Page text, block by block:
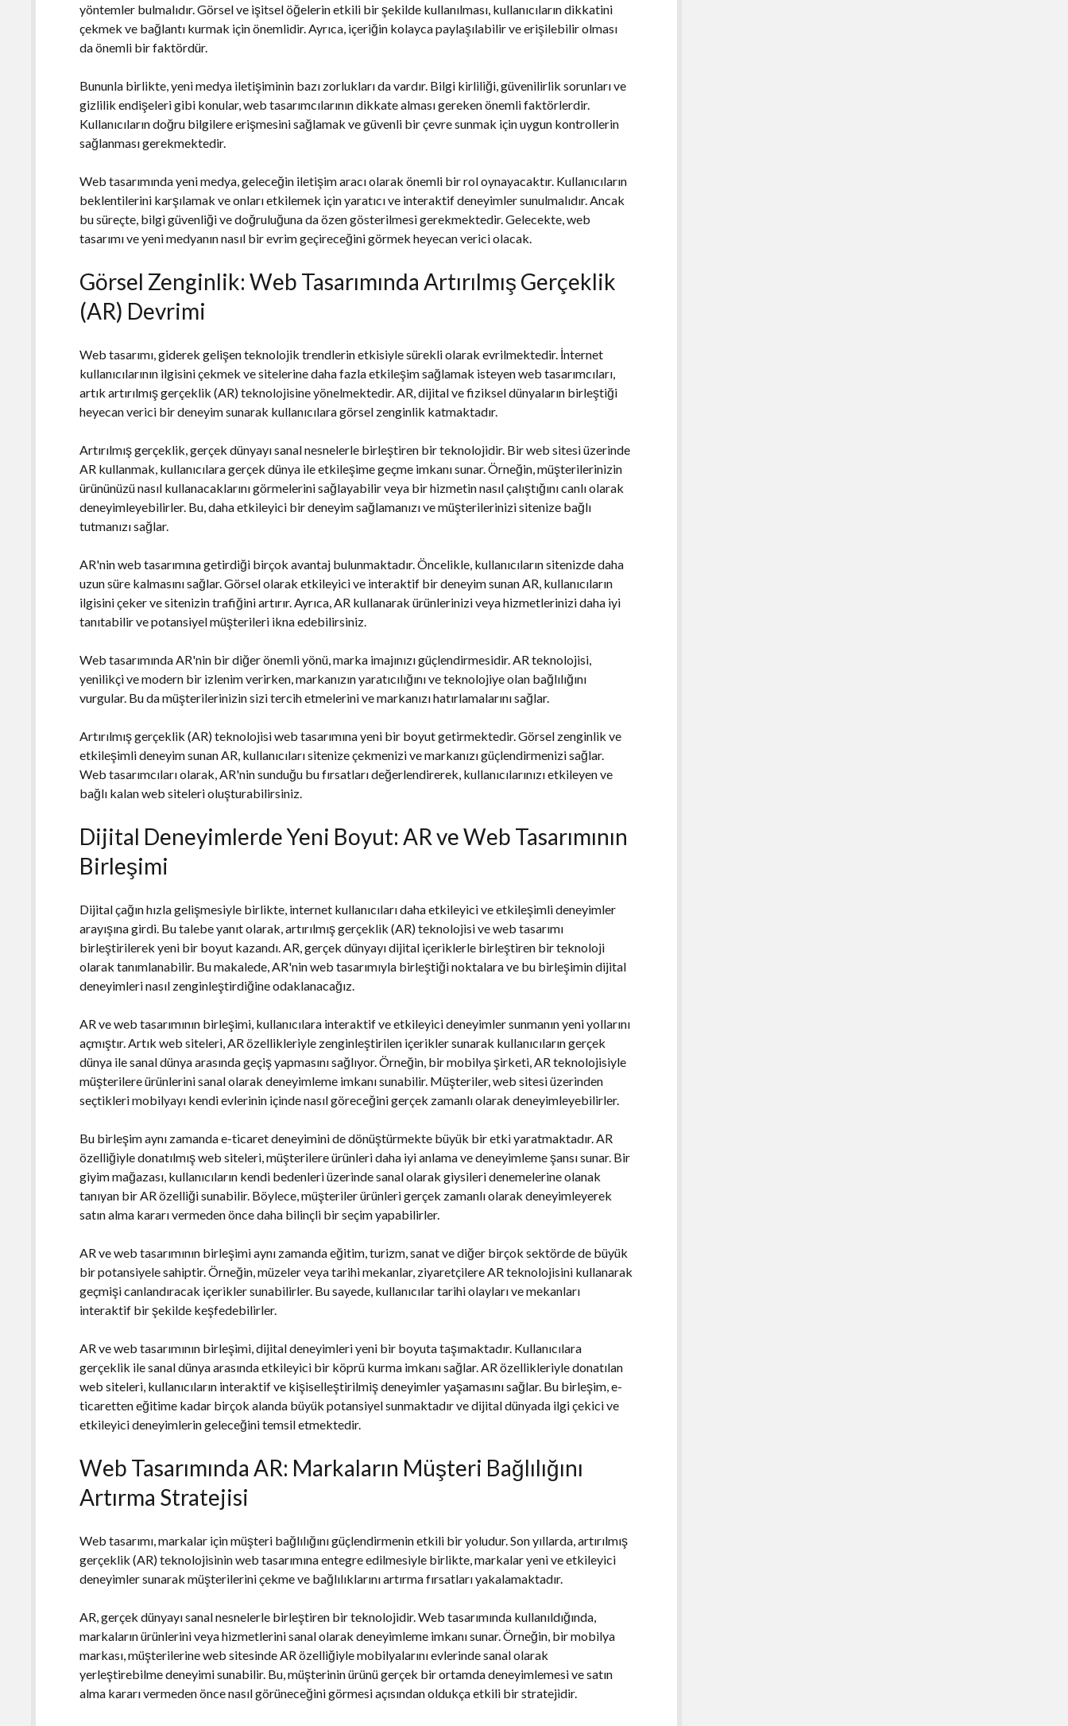
yöntemler bulmalıdır. Görsel ve işitsel öğelerin etkili bir şekilde kullanılması, kullanıcıların dikkatini
çekmek ve bağlantı kurmak için önemlidir. Ayrıca, içeriğin kolayca paylaşılabilir ve erişilebilir olması
da önemli bir faktördür.
Bununla birlikte, yeni medya iletişiminin bazı zorlukları da vardır. Bilgi kirliliği, güvenilirlik sorunları ve
gizlilik endişeleri gibi konular, web tasarımcılarının dikkate alması gereken önemli faktörlerdir.
Kullanıcıların doğru bilgilere erişmesini sağlamak ve güvenli bir çevre sunmak için uygun kontrollerin
sağlanması gerekmektedir.
Web tasarımında yeni medya, geleceğin iletişim aracı olarak önemli bir rol oynayacaktır. Kullanıcıların
beklentilerini karşılamak ve onları etkilemek için yaratıcı ve interaktif deneyimler sunulmalıdır. Ancak
bu süreçte, bilgi güvenliği ve doğruluğuna da özen gösterilmesi gerekmektedir. Gelecekte, web
tasarımı ve yeni medyanın nasıl bir evrim geçireceğini görmek heyecan verici olacak.
Görsel Zenginlik: Web Tasarımında Artırılmış Gerçeklik
(AR) Devrimi
Web tasarımı, giderek gelişen teknolojik trendlerin etkisiyle sürekli olarak evrilmektedir. İnternet
kullanıcılarının ilgisini çekmek ve sitelerine daha fazla etkileşim sağlamak isteyen web tasarımcıları,
artık artırılmış gerçeklik (AR) teknolojisine yönelmektedir. AR, dijital ve fiziksel dünyaların birleştiği
heyecan verici bir deneyim sunarak kullanıcılara görsel zenginlik katmaktadır.
Artırılmış gerçeklik, gerçek dünyayı sanal nesnelerle birleştiren bir teknolojidir. Bir web sitesi üzerinde
AR kullanmak, kullanıcılara gerçek dünya ile etkileşime geçme imkanı sunar. Örneğin, müşterilerinizin
ürününüzü nasıl kullanacaklarını görmelerini sağlayabilir veya bir hizmetin nasıl çalıştığını canlı olarak
deneyimleyebilirler. Bu, daha etkileyici bir deneyim sağlamanızı ve müşterilerinizi sitenize bağlı
tutmanızı sağlar.
AR'nin web tasarımına getirdiği birçok avantaj bulunmaktadır. Öncelikle, kullanıcıların sitenizde daha
uzun süre kalmasını sağlar. Görsel olarak etkileyici ve interaktif bir deneyim sunan AR, kullanıcıların
ilgisini çeker ve sitenizin trafiğini artırır. Ayrıca, AR kullanarak ürünlerinizi veya hizmetlerinizi daha iyi
tanıtabilir ve potansiyel müşterileri ikna edebilirsiniz.
Web tasarımında AR'nin bir diğer önemli yönü, marka imajınızı güçlendirmesidir. AR teknolojisi,
yenilikçi ve modern bir izlenim verirken, markanızın yaratıcılığını ve teknolojiye olan bağlılığını
vurgular. Bu da müşterilerinizin sizi tercih etmelerini ve markanızı hatırlamalarını sağlar.
Artırılmış gerçeklik (AR) teknolojisi web tasarımına yeni bir boyut getirmektedir. Görsel zenginlik ve
etkileşimli deneyim sunan AR, kullanıcıları sitenize çekmenizi ve markanızı güçlendirmenizi sağlar.
Web tasarımcıları olarak, AR'nin sunduğu bu fırsatları değerlendirerek, kullanıcılarınızı etkileyen ve
bağlı kalan web siteleri oluşturabilirsiniz.
Dijital Deneyimlerde Yeni Boyut: AR ve Web Tasarımının
Birleşimi
Dijital çağın hızla gelişmesiyle birlikte, internet kullanıcıları daha etkileyici ve etkileşimli deneyimler
arayışına girdi. Bu talebe yanıt olarak, artırılmış gerçeklik (AR) teknolojisi ve web tasarımı
birleştirilerek yeni bir boyut kazandı. AR, gerçek dünyayı dijital içeriklerle birleştiren bir teknoloji
olarak tanımlanabilir. Bu makalede, AR'nin web tasarımıyla birleştiği noktalara ve bu birleşimin dijital
deneyimleri nasıl zenginleştirdiğine odaklanacağız.
AR ve web tasarımının birleşimi, kullanıcılara interaktif ve etkileyici deneyimler sunmanın yeni yollarını
açmıştır. Artık web siteleri, AR özellikleriyle zenginleştirilen içerikler sunarak kullanıcıların gerçek
dünya ile sanal dünya arasında geçiş yapmasını sağlıyor. Örneğin, bir mobilya şirketi, AR teknolojisiyle
müşterilere ürünlerini sanal olarak deneyimleme imkanı sunabilir. Müşteriler, web sitesi üzerinden
seçtikleri mobilyayı kendi evlerinin içinde nasıl göreceğini gerçek zamanlı olarak deneyimleyebilirler.
Bu birleşim aynı zamanda e-ticaret deneyimini de dönüştürmekte büyük bir etki yaratmaktadır. AR
özelliğiyle donatılmış web siteleri, müşterilere ürünleri daha iyi anlama ve deneyimleme şansı sunar. Bir
giyim mağazası, kullanıcıların kendi bedenleri üzerinde sanal olarak giysileri denemelerine olanak
tanıyan bir AR özelliği sunabilir. Böylece, müşteriler ürünleri gerçek zamanlı olarak deneyimleyerek
satın alma kararı vermeden önce daha bilinçli bir seçim yapabilirler.
AR ve web tasarımının birleşimi aynı zamanda eğitim, turizm, sanat ve diğer birçok sektörde de büyük
bir potansiyele sahiptir. Örneğin, müzeler veya tarihi mekanlar, ziyaretçilere AR teknolojisini kullanarak
geçmişi canlandıracak içerikler sunabilirler. Bu sayede, kullanıcılar tarihi olayları ve mekanları
interaktif bir şekilde keşfedebilirler.
AR ve web tasarımının birleşimi, dijital deneyimleri yeni bir boyuta taşımaktadır. Kullanıcılara
gerçeklik ile sanal dünya arasında etkileyici bir köprü kurma imkanı sağlar. AR özellikleriyle donatılan
web siteleri, kullanıcıların interaktif ve kişiselleştirilmiş deneyimler yaşamasını sağlar. Bu birleşim, e-
ticaretten eğitime kadar birçok alanda büyük potansiyel sunmaktadır ve dijital dünyada ilgi çekici ve
etkileyici deneyimlerin geleceğini temsil etmektedir.
Web Tasarımında AR: Markaların Müşteri Bağlılığını
Artırma Stratejisi
Web tasarımı, markalar için müşteri bağlılığını güçlendirmenin etkili bir yoludur. Son yıllarda, artırılmış
gerçeklik (AR) teknolojisinin web tasarımına entegre edilmesiyle birlikte, markalar yeni ve etkileyici
deneyimler sunarak müşterilerini çekme ve bağlılıklarını artırma fırsatları yakalamaktadır.
AR, gerçek dünyayı sanal nesnelerle birleştiren bir teknolojidir. Web tasarımında kullanıldığında,
markaların ürünlerini veya hizmetlerini sanal olarak deneyimleme imkanı sunar. Örneğin, bir mobilya
markası, müşterilerine web sitesinde AR özelliğiyle mobilyalarını evlerinde sanal olarak
yerleştirebilme deneyimi sunabilir. Bu, müşterinin ürünü gerçek bir ortamda deneyimlemesi ve satın
alma kararı vermeden önce nasıl görüneceğini görmesi açısından oldukça etkili bir stratejidir.